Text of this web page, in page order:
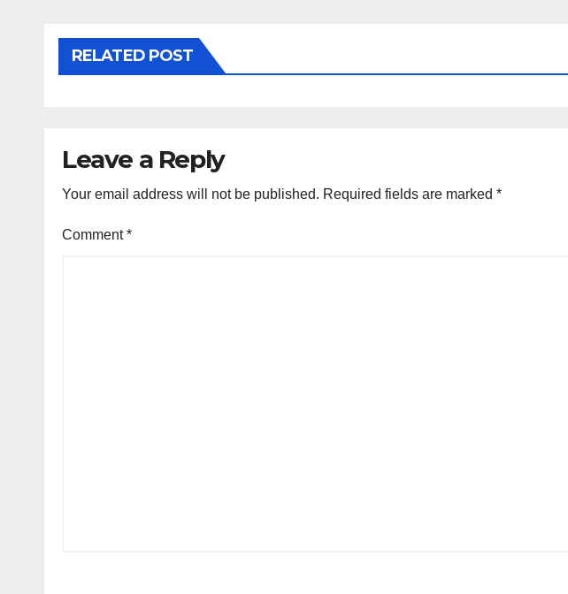
RELATED POST
Leave a Reply
Your email address will not be published. Required fields are marked *
Comment*